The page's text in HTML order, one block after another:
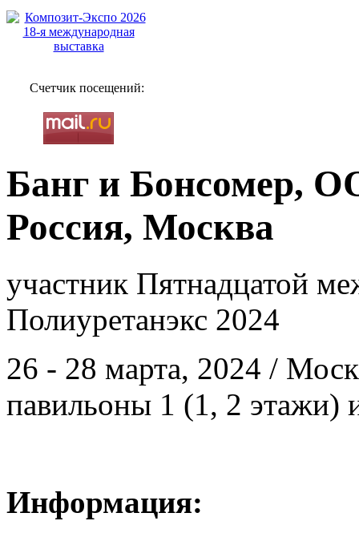
Счетчик посещений:
Банг и Бонсомер,
Россия, Москва
участник Пятнадцатой
Полиуретанэкс 2024
26 - 28 марта, 2024 /
павильоны 1 (1, 2 этажи)
Информация: